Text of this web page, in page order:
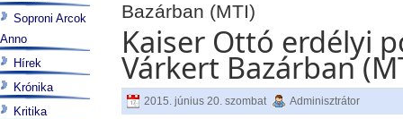
Bazárban (MTI)
Kaiser Ottó erdélyi
Várkert Bazárban
2015. június 20. szombat Adminisztrátor
Soproni Arcok
Anno
Hírek
Krónika
Kritika